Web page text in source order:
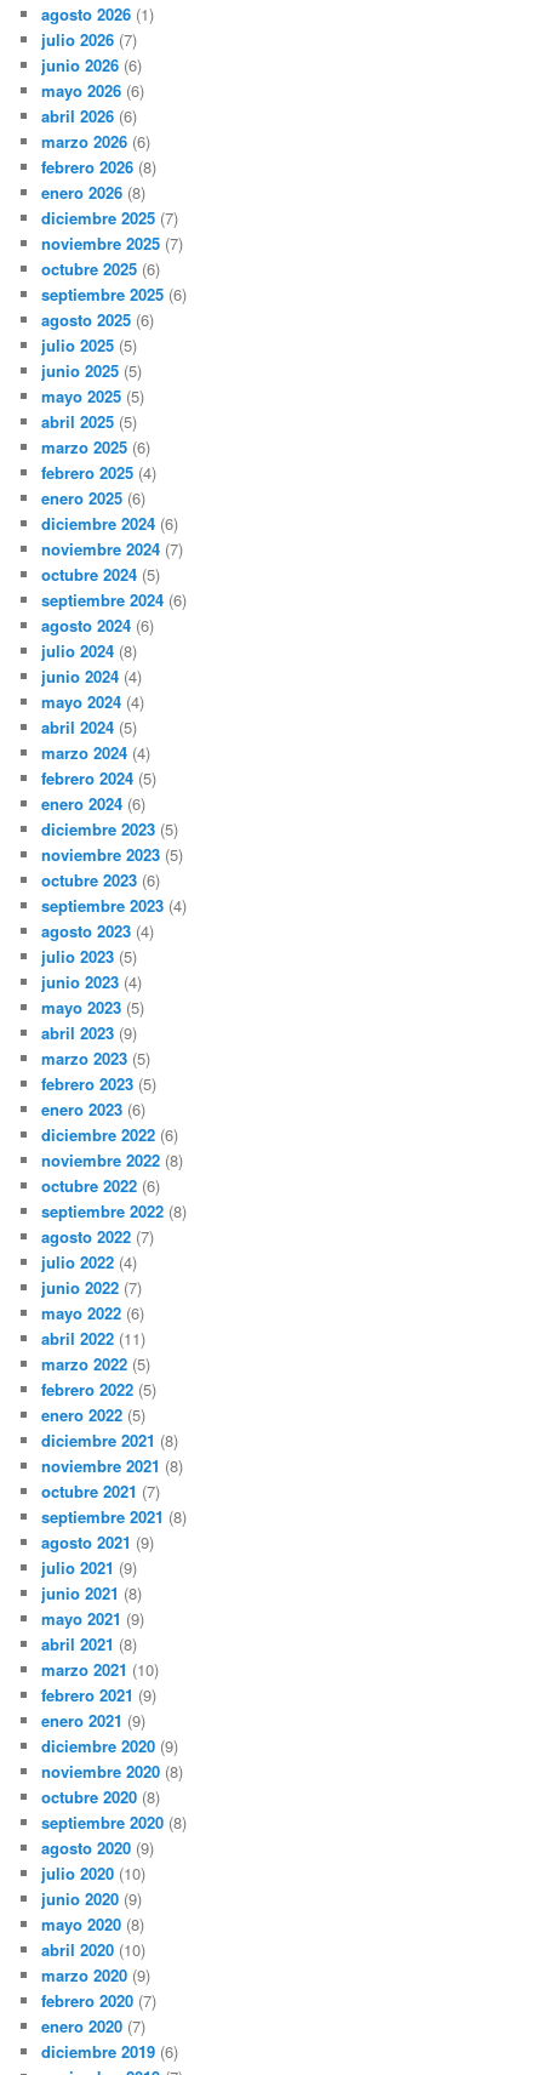
agosto 2026 (1)
julio 2026 (7)
junio 2026 (6)
mayo 2026 (6)
abril 2026 (6)
marzo 2026 (6)
febrero 2026 (8)
enero 2026 (8)
diciembre 2025 (7)
noviembre 2025 (7)
octubre 2025 (6)
septiembre 2025 (6)
agosto 2025 (6)
julio 2025 (5)
junio 2025 (5)
mayo 2025 (5)
abril 2025 (5)
marzo 2025 (6)
febrero 2025 (4)
enero 2025 (6)
diciembre 2024 (6)
noviembre 2024 (7)
octubre 2024 (5)
septiembre 2024 (6)
agosto 2024 (6)
julio 2024 (8)
junio 2024 (4)
mayo 2024 (4)
abril 2024 (5)
marzo 2024 (4)
febrero 2024 (5)
enero 2024 (6)
diciembre 2023 (5)
noviembre 2023 (5)
octubre 2023 (6)
septiembre 2023 (4)
agosto 2023 (4)
julio 2023 (5)
junio 2023 (4)
mayo 2023 (5)
abril 2023 (9)
marzo 2023 (5)
febrero 2023 (5)
enero 2023 (6)
diciembre 2022 (6)
noviembre 2022 (8)
octubre 2022 (6)
septiembre 2022 (8)
agosto 2022 (7)
julio 2022 (4)
junio 2022 (7)
mayo 2022 (6)
abril 2022 (11)
marzo 2022 (5)
febrero 2022 (5)
enero 2022 (5)
diciembre 2021 (8)
noviembre 2021 (8)
octubre 2021 (7)
septiembre 2021 (8)
agosto 2021 (9)
julio 2021 (9)
junio 2021 (8)
mayo 2021 (9)
abril 2021 (8)
marzo 2021 (10)
febrero 2021 (9)
enero 2021 (9)
diciembre 2020 (9)
noviembre 2020 (8)
octubre 2020 (8)
septiembre 2020 (8)
agosto 2020 (9)
julio 2020 (10)
junio 2020 (9)
mayo 2020 (8)
abril 2020 (10)
marzo 2020 (9)
febrero 2020 (7)
enero 2020 (7)
diciembre 2019 (6)